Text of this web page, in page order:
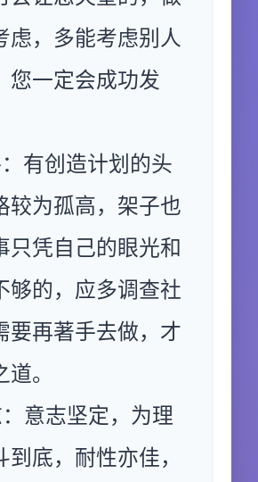
虑，多能考虑别人
您一定会成功发
有创造计划的头
较为孤高，架子也
只凭自己的眼光和
够的，应多调查社
要再著手去做，才
。
意志坚定，为理
到底，耐性亦佳，